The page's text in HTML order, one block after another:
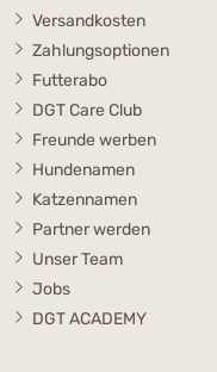
Versandkosten
Zahlungsoptionen
Futterabo
DGT Care Club
Freunde werben
Hundenamen
Katzennamen
Partner werden
Unser Team
Jobs
DGT ACADEMY